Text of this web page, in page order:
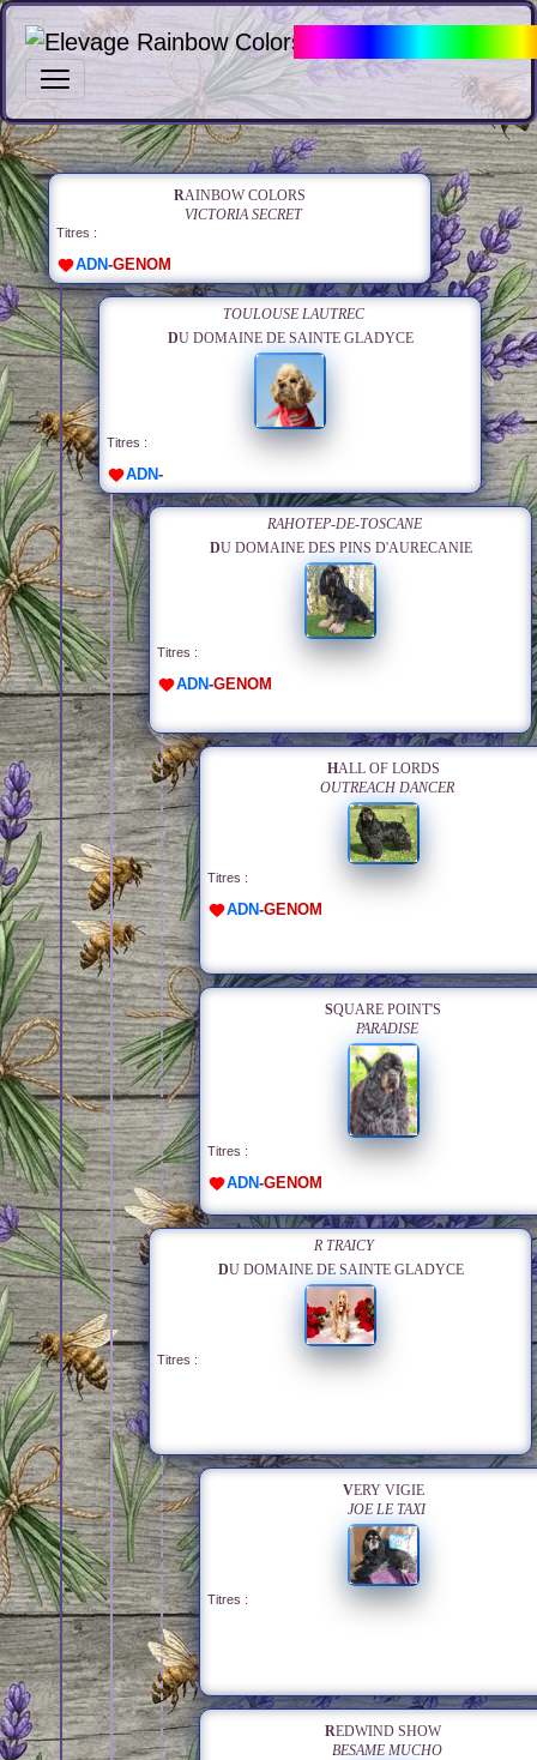
Pedigree Victoria –
VICTORIA SECRET
RAINBOW COLORS
Titres :
ADN-GENOM
TOULOUSE LAUTREC
DU DOMAINE DE SAINTE GLADYCE
Titres :
ADN-
RAHOTEP-DE-TOSCANE
DU DOMAINE DES PINS D'AURECANIE
Titres :
ADN-GENOM
OUTREACH DANCER
HALL OF LORDS
Titres :
ADN-GENOM
PARADISE
SQUARE POINT'S
Titres :
ADN-GENOM
R TRAICY
DU DOMAINE DE SAINTE GLADYCE
Titres :
JOE LE TAXI
VERY VIGIE
Titres :
BESAME MUCHO
REDWIND SHOW